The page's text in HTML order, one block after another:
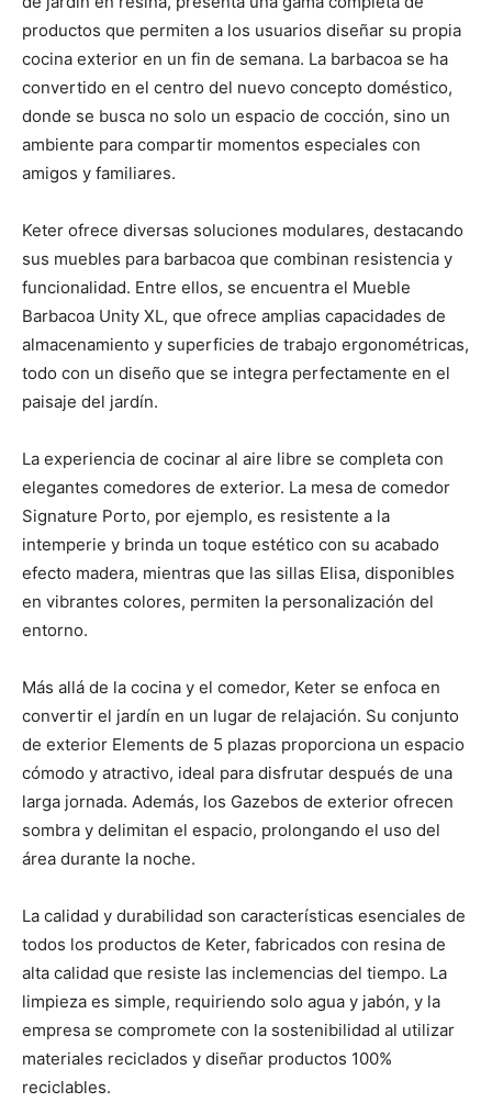
productos que permiten a los usuarios diseñar su propia
cocina exterior en un fin de semana. La barbacoa se ha
convertido en el centro del nuevo concepto doméstico,
donde se busca no solo un espacio de cocción, sino un
ambiente para compartir momentos especiales con
amigos y familiares.
Keter ofrece diversas soluciones modulares, destacando
sus muebles para barbacoa que combinan resistencia y
funcionalidad. Entre ellos, se encuentra el Mueble
Barbacoa Unity XL, que ofrece amplias capacidades de
almacenamiento y superficies de trabajo ergonométricas,
todo con un diseño que se integra perfectamente en el
paisaje del jardín.
La experiencia de cocinar al aire libre se completa con
elegantes comedores de exterior. La mesa de comedor
Signature Porto, por ejemplo, es resistente a la
intemperie y brinda un toque estético con su acabado
efecto madera, mientras que las sillas Elisa, disponibles
en vibrantes colores, permiten la personalización del
entorno.
Más allá de la cocina y el comedor, Keter se enfoca en
convertir el jardín en un lugar de relajación. Su conjunto
de exterior Elements de 5 plazas proporciona un espacio
cómodo y atractivo, ideal para disfrutar después de una
larga jornada. Además, los Gazebos de exterior ofrecen
sombra y delimitan el espacio, prolongando el uso del
área durante la noche.
La calidad y durabilidad son características esenciales de
todos los productos de Keter, fabricados con resina de
alta calidad que resiste las inclemencias del tiempo. La
limpieza es simple, requiriendo solo agua y jabón, y la
empresa se compromete con la sostenibilidad al utilizar
materiales reciclados y diseñar productos 100%
reciclables.